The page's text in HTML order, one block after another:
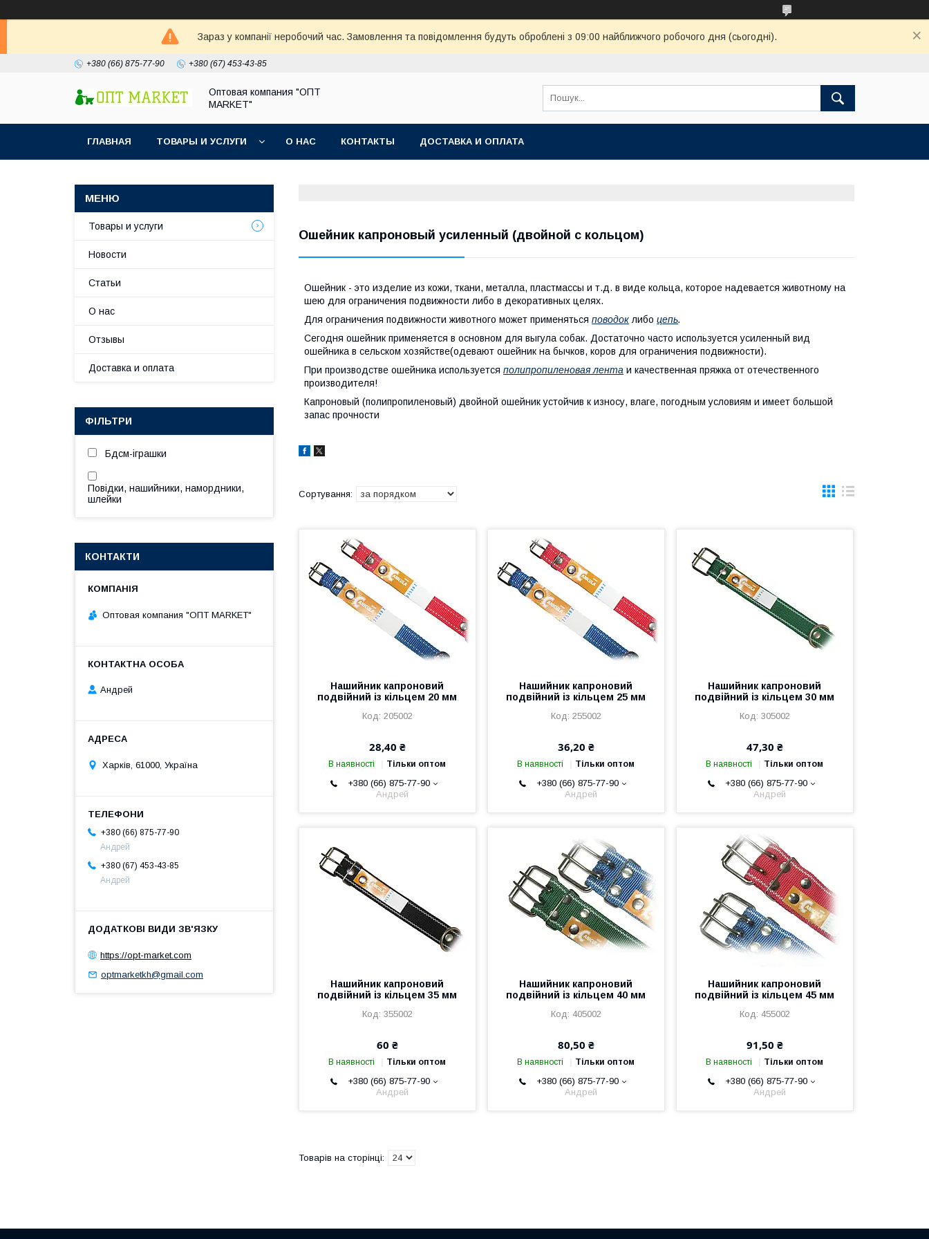
Зараз у компанії неробочий час. Замовлення та повідомлення будуть оброблені з 09:00 найближчого робочого дня (сьогодні).
+380 (66) 875-77-90 +380 (67) 453-43-85
Оптовая компания "ОПТ
MARKET"
ГЛАВНАЯ ТОВАРЫ И УСЛУГИ О НАС КОНТАКТЫ ДОСТАВКА И ОПЛАТА
Ошейник капроновый усиленный (двойной с кольцом)
Ошейник - это изделие из кожи, ткани, металла, пластмассы и т.д. в виде кольца, которое надевается животному на
шею для ограничения подвижности либо в декоративных целях.
Для ограничения подвижности животного может применяться поводок либо цепь.
Сегодня ошейник применяется в основном для выгула собак. Достаточно часто используется усиленный вид
ошейника в сельском хозяйстве(одевают ошейник на бычков, коров для ограничения подвижности).
При производстве ошейника используется полипропиленовая лента и качественная пряжка от отечественного
производителя!
Капроновый (полипропиленовый) двойной ошейник устойчив к износу, влаге, погодным условиям и имеет большой
запас прочности
Нашийник капроновий
подвійний із кільцем 20 мм
205002
28,40 ₴
В наявності Тільки оптом
+380 (66) 875-77-90
Андрей
Нашийник капроновий
подвійний із кільцем 25 мм
255002
36,20 ₴
В наявності Тільки оптом
+380 (66) 875-77-90
Андрей
Нашийник капроновий
подвійний із кільцем 30 мм
305002
47,30 ₴
В наявності Тільки оптом
+380 (66) 875-77-90
Андрей
Нашийник капроновий
подвійний із кільцем 35 мм
355002
60 ₴
В наявності Тільки оптом
+380 (66) 875-77-90
Андрей
Нашийник капроновий
подвійний із кільцем 40 мм
405002
80,50 ₴
В наявності Тільки оптом
+380 (66) 875-77-90
Андрей
Нашийник капроновий
подвійний із кільцем 45 мм
455002
91,50 ₴
В наявності Тільки оптом
+380 (66) 875-77-90
Андрей
Товары и услуги
Новости
Статьи
О нас
Отзывы
Доставка и оплата
ФІЛЬТРИ
Бдсм-іграшки
Повідки, нашийники, намордники,
шлейки
КОНТАКТИ
Оптовая компания "ОПТ MARKET"
Андрей
Харків, 61000, Україна
+380 (66) 875-77-90
Андрей
+380 (67) 453-43-85
Андрей
https://opt-market.com
optmarketkh@gmail.com